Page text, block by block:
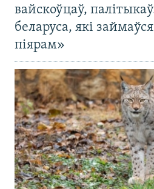
вайскоўцаў,
беларуса, які
піярам»